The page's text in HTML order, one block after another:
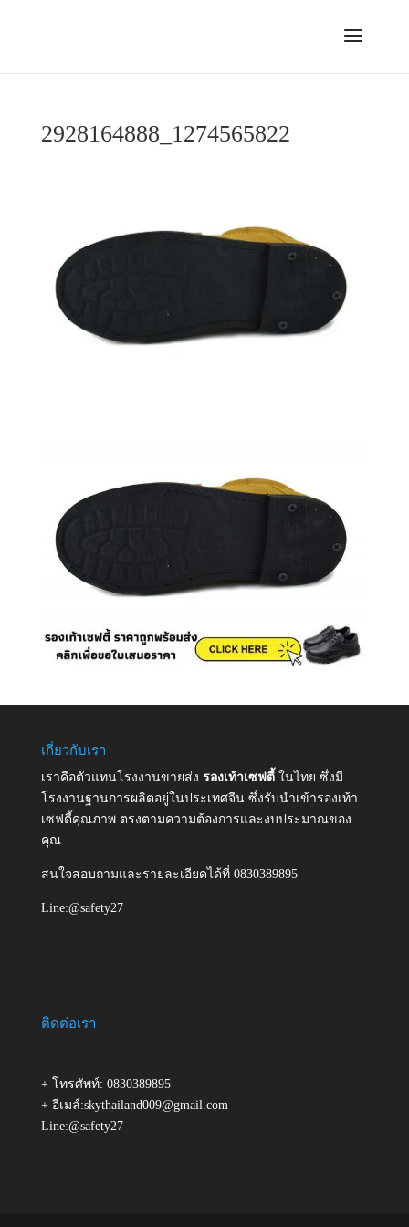
2928164888_1274565822
เกี่ยวกับเรา
เราคือตัวแทนโรงงานขายส่ง รองเท้าเซฟตี้ ในไทย ซึ่งมี
โรงงานฐานการผลิตอยู่ในประเทศจีน ซึ่งรับนำเข้ารองเท้า
เซฟตี้คุณภาพ ตรงตามความต้องการและงบประมาณของ
คุณ
สนใจสอบถามและรายละเอียดได้ที่ 0830389895
Line:@safety27
ติดต่อเรา
+ โทรศัพท์: 0830389895
+ อีเมล์:skythailand009@gmail.com
Line:@safety27